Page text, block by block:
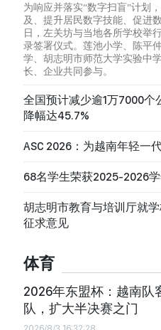
为响应并落实“数字扫盲”计划
及、提升居民数字技能、促进
日，左关坊与当地各所学校举
录签署仪式。莲池小学、陈平
学、胡志明市师范大学实验中
长、企业共同参与。
全国预计减少逾1万7000个
降幅达45.7%
ASC 2026：为越南年轻一
68名学生荣获2025-2026
胡志明市教育与培训厅就
征求意见
体育
2026年东盟杯：越南队
队，扩大半决赛之门